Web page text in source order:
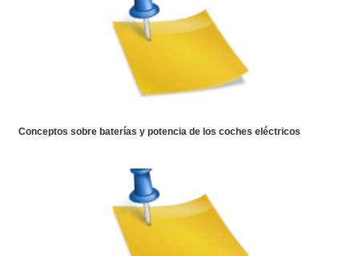
Conceptos sobre baterías y potencia de los coches eléctricos